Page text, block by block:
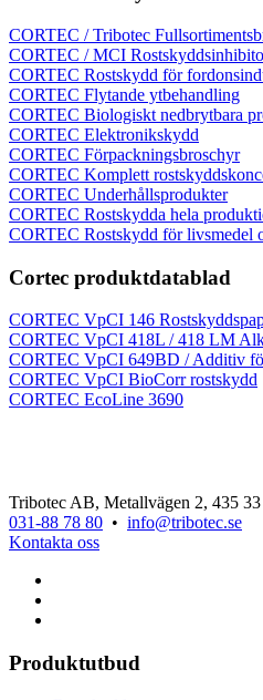
CORTEC / Tribotec
CORTEC / MCI
CORTEC Rostskydd för
CORTEC Flytande ytbehandling
CORTEC Biologiskt nedbrytbara
CORTEC Elektronikskydd
CORTEC Förpackningsbroschyr
CORTEC Komplett
CORTEC Underhållsprodukter
CORTEC Rostskydda hela
CORTEC Rostskydd för livsmedel
Cortec produktdatablad
CORTEC VpCI 146
CORTEC VpCI 418L / 418 LM
CORTEC VpCI 649BD / Additiv
CORTEC VpCI BioCorr rostskydd
CORTEC EcoLine 3690
Tribotec AB, Metallvägen 2, 435
031-88 78 80 • info@tribotec.se
Kontakta oss
Produktutbud